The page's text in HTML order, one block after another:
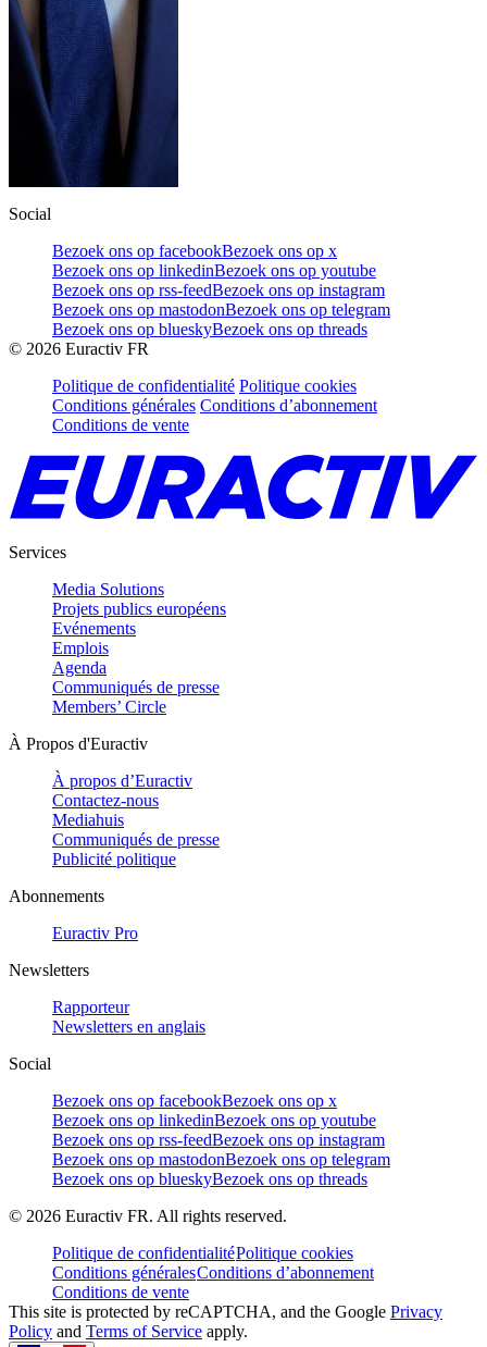
Social
Bezoek ons op facebookBezoek ons op x
Bezoek ons op linkedinBezoek ons op youtube
Bezoek ons op rss-feedBezoek ons op instagram
Bezoek ons op mastodonBezoek ons op telegram
Bezoek ons op blueskyBezoek ons op threads
© 2026 Euractiv FR
Politique de confidentialité Politique cookies
Conditions générales Conditions d’abonnement
Conditions de vente
Services
Media Solutions
Projets publics européens
Evénements
Emplois
Agenda
Communiqués de presse
Members’ Circle
À Propos d'Euractiv
À propos d’Euractiv
Contactez-nous
Mediahuis
Communiqués de presse
Publicité politique
Abonnements
Euractiv Pro
Newsletters
Rapporteur
Newsletters en anglais
Social
Bezoek ons op facebookBezoek ons op x
Bezoek ons op linkedinBezoek ons op youtube
Bezoek ons op rss-feedBezoek ons op instagram
Bezoek ons op mastodonBezoek ons op telegram
Bezoek ons op blueskyBezoek ons op threads
© 2026 Euractiv FR. All rights reserved.
Politique de confidentialitéPolitique cookies
Conditions généralesConditions d’abonnement
Conditions de vente
This site is protected by reCAPTCHA, and the Google Privacy
Policy and Terms of Service apply.